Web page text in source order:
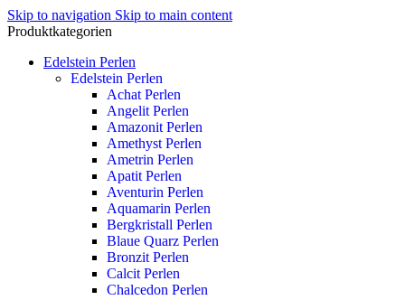
Skip to navigation Skip to main content
Produktkategorien
Edelstein Perlen
Edelstein Perlen
Achat Perlen
Angelit Perlen
Amazonit Perlen
Amethyst Perlen
Ametrin Perlen
Apatit Perlen
Aventurin Perlen
Aquamarin Perlen
Bergkristall Perlen
Blaue Quarz Perlen
Bronzit Perlen
Calcit Perlen
Chalcedon Perlen